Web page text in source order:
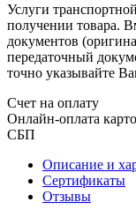
Услуги
получении товара.
документов
передаточный
точно указывайте
Счет на оплату
Онлайн-оплата
СБП
Описание и
Сертификаты
Отзывы